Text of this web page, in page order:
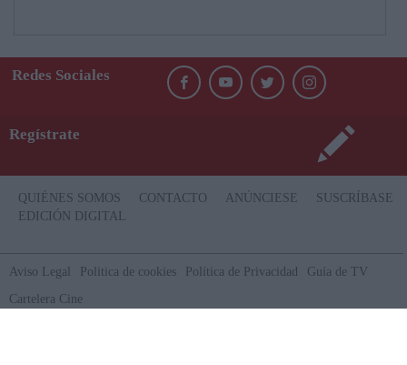
Redes Sociales
Regístrate
QUIÉNES SOMOS CONTACTO ANÚNCIESE
SUSCRÍBASE
EDICIÓN DIGITAL
Aviso Legal Politica de cookies Política de Privacidad
Guía de TV
Cartelera Cine